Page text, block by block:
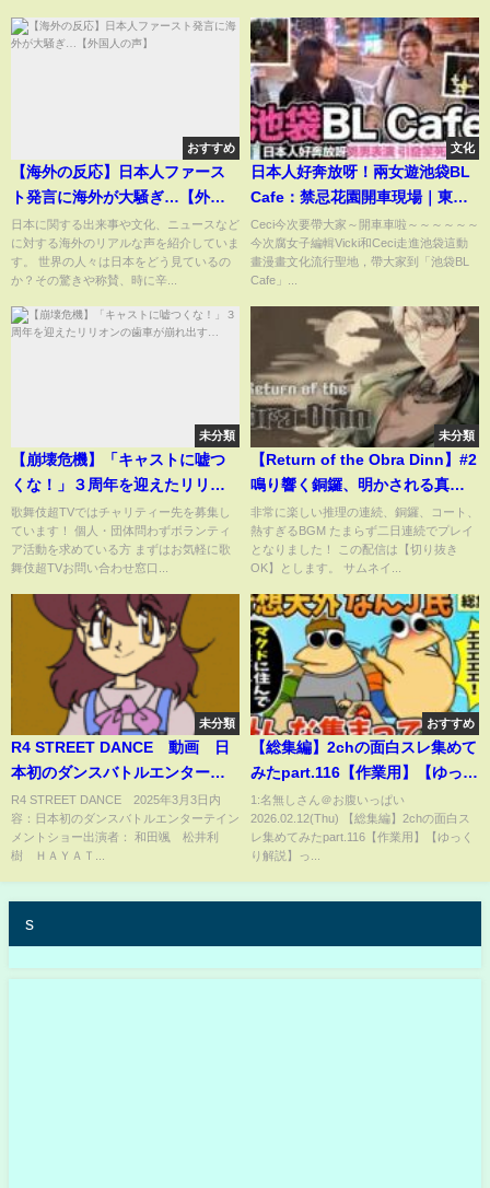
おすすめ
【海外の反応】日本人ファース
ト発言に海外が大騒ぎ…【外国
人の声】
日本に関する出来事や文化、ニュースなど
に対する海外のリアルな声を紹介していま
す。 世界の人々は日本をどう見ているの
か？その驚きや称賛、時に辛...
文化
日本人好奔放呀！兩女遊池袋BL
Cafe：禁忌花園開車現場｜東京
自由行｜Ceci宅宅行
Ceci今次要帶大家～開車車啦～～～～～～
今次腐女子編輯Vicki和Ceci走進池袋這動
畫漫畫文化流行聖地，帶大家到「池袋BL
Cafe」...
未分類
【崩壊危機】「キャストに嘘つ
くな！」３周年を迎えたリリオ
ンの歯車が崩れ出す…
歌舞伎超TVではチャリティー先を募集し
ています！ 個人・団体問わずボランティ
ア活動を求めている方 まずはお気軽に歌
舞伎超TVお問い合わせ窓口...
未分類
【Return of the Obra Dinn】#2
鳴り響く銅鑼、明かされる真相
【一橋綾人/にじさんじ】
非常に楽しい推理の連続、銅鑼、コート、
熱すぎるBGM たまらず二日連続でプレイ
となりました！ この配信は【切り抜き
OK】とします。 サムネイ...
未分類
R4 STREET DANCE 動画 日
本初のダンスバトルエンターテ
インメントショー 3月3日
R4 STREET DANCE 2025年3月3日内
容：日本初のダンスバトルエンターテイン
メントショー出演者： 和田颯 松井利
樹 ＨＡＹＡＴ...
おすすめ
【総集編】2chの面白スレ集めて
みたpart.116【作業用】【ゆっく
り解説】
1:名無しさん＠お腹いっぱい
2026.02.12(Thu) 【総集編】2chの面白ス
レ集めてみたpart.116【作業用】【ゆっく
り解説】っ...
s